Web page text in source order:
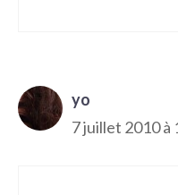
yo
7 juillet 2010 à